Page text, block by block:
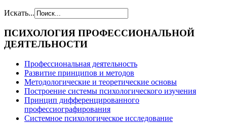
Искать...
ПСИХОЛОГИЯ ПРОФЕССИОНАЛЬНОЙ
ДЕЯТЕЛЬНОСТИ
Профессиональная деятельность
Развитие принципов и методов
Методологические и теоретические основы
Построение системы психологического изучения
Принцип дифференцированного
профессиографирования
Системное психологическое исследование